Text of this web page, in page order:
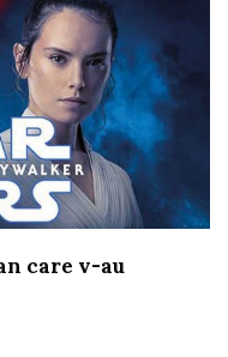
care v-au